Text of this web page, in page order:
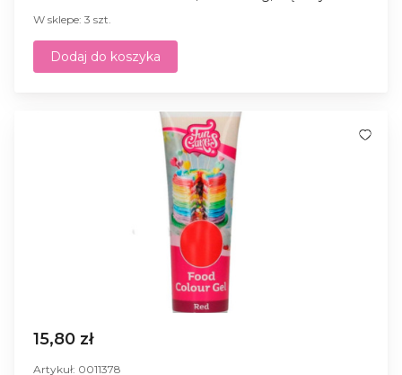
W sklepe: 3 szt.
Dodaj do koszyka
15,80 zł
Artykuł: 0011378